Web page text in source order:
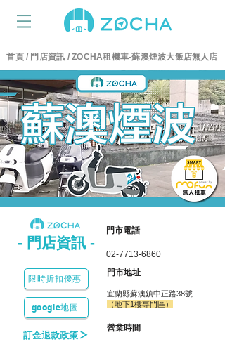
首頁/ 門店資訊 / ZOCHA租機車-蘇澳煙波大飯店無人店
-​ 門店資訊 -
​門市電話
02-7713-6860
限時折扣優惠
google地圖
​門市地址
宜蘭縣蘇澳鎮中正路38號
（地下1樓專門區）
訂金退款政策 ​營業時間